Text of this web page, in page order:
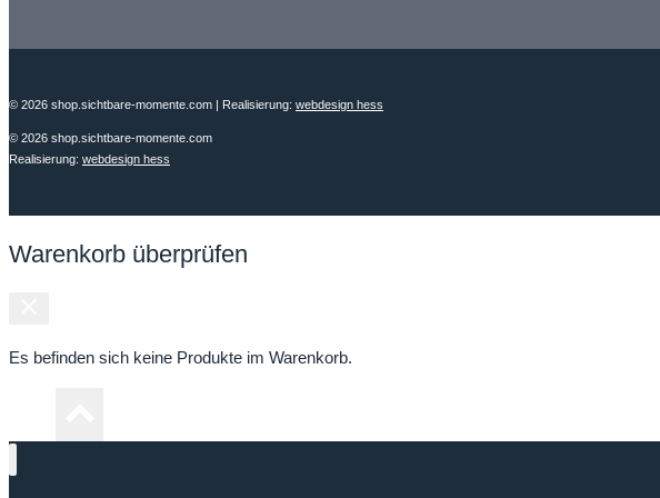
© 2026 shop.sichtbare-momente.com | Realisierung: webdesign hess
© 2026 shop.sichtbare-momente.com
Realisierung: webdesign hess
Warenkorb überprüfen
Es befinden sich keine Produkte im Warenkorb.